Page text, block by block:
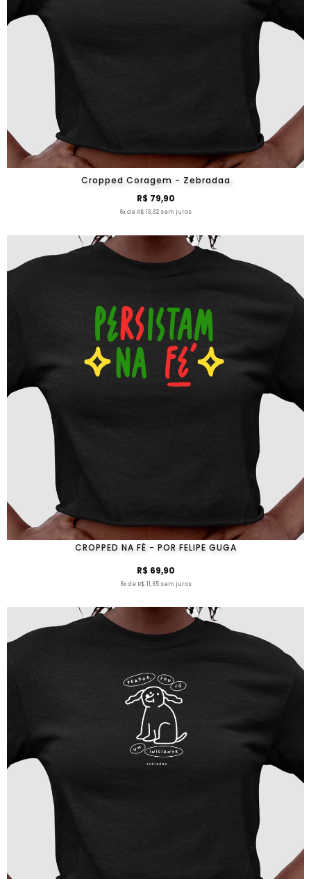
Cropped Coragem - Zebradaa
R$ 79,90
6x de R$ 13,32 sem juros
CROPPED NA FÉ - POR FELIPE GUGA
R$ 69,90
6x de R$ 11,65 sem juros